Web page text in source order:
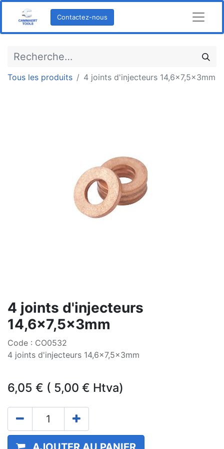
Contactez-nous
Tous les produits 4 joints d'injecteurs 14,6x7,5x3mm
4 joints d'injecteurs
14,6x7,5x3mm
Code : CO0532
4 joints d'injecteurs 14,6x7,5x3mm
6,05 € ( 5,00 € Htva)